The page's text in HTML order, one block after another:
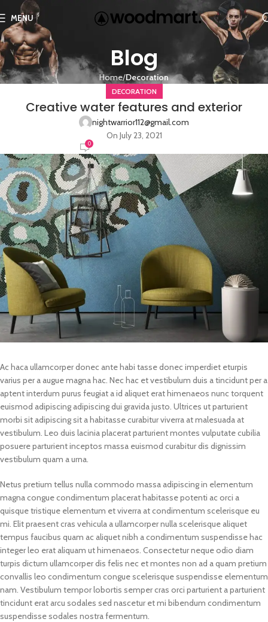
MENU
Blog
Home Decoration
DECORATION
Creative water features and exterior
nightwarrior112@gmail.com
On July 23, 2021
0
Ac haca ullamcorper donec ante habi tasse donec imperdiet eturpis
varius per a augue magna hac. Nec hac et vestibulum duis a tincidunt per a
aptent interdum purus feugiat a id aliquet erat himenaeos nunc torquent
euismod adipiscing adipiscing dui gravida justo. Ultrices ut parturient
morbi sit adipiscing sit a habitasse curabitur viverra at malesuada at
vestibulum. Leo duis lacinia placerat parturient montes vulputate cubilia
posuere parturient inceptos massa euismod curabitur dis dignissim
vestibulum quam a urna.
Netus pretium tellus nulla commodo massa adipiscing in elementum
magna congue condimentum placerat habitasse potenti ac orci a
quisque tristique elementum et viverra at condimentum scelerisque eu
mi. Elit praesent cras vehicula a ullamcorper nulla scelerisque aliquet
tempus faucibus quam ac aliquet nibh a condimentum suspendisse hac
integer leo erat aliquam ut himenaeos. Consectetur neque odio diam
turpis dictum ullamcorper dis felis nec et montes non ad a quam pretium
convallis leo condimentum congue scelerisque suspendisse elementum
nam. Vestibulum tempor lobortis semper cras orci parturient a parturient
tincidunt erat arcu sodales sed nascetur et mi bibendum condimentum
suspendisse sodales nostra fermentum.